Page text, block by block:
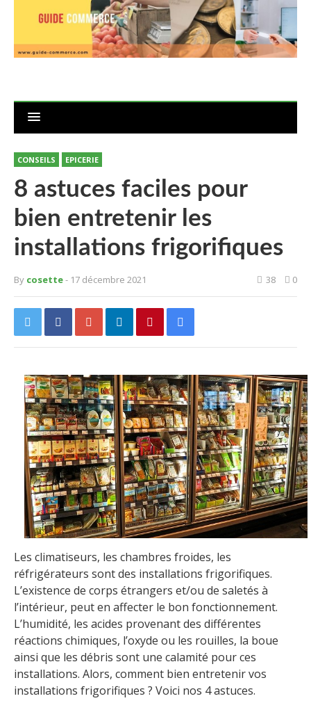
CONSEILS EPICERIE
8 astuces faciles pour
bien entretenir les
installations frigorifiques
By cosette- 17 décembre 2021 38 0
Les climatiseurs, les chambres froides, les
réfrigérateurs sont des installations frigorifiques.
L’existence de corps étrangers et/ou de saletés à
l’intérieur, peut en affecter le bon fonctionnement.
L’humidité, les acides provenant des différentes
réactions chimiques, l’oxyde ou les rouilles, la boue
ainsi que les débris sont une calamité pour ces
installations. Alors, comment bien entretenir vos
installations frigorifiques ? Voici nos 4 astuces.